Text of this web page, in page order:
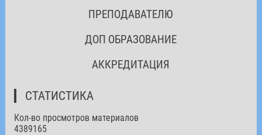
ПРЕПОДАВАТЕЛЮ
ДОП ОБРАЗОВАНИЕ
АККРЕДИТАЦИЯ
СТАТИСТИКА
Кол-во просмотров материалов
4389165